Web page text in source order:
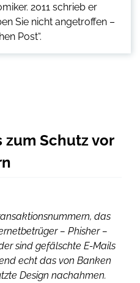
2011 schrieb er
Sie nicht angetroffen –
Post“.
Schutz vor
das
– Phisher –
sind gefälschte E-Mails
echt das von Banken
Design nachahmen.